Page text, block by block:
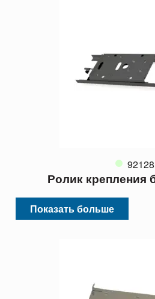
92128
Ролик крепления
Показать больше